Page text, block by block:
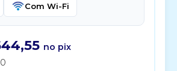
Com Wi-Fi
no pix